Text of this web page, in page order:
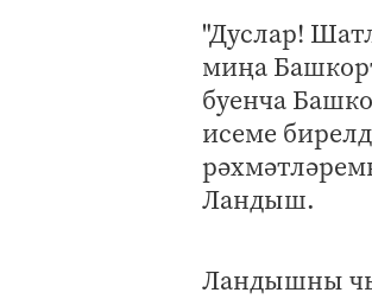
"Дуслар!
миңа
буенча
исеме
Ландыш.
Ландышны